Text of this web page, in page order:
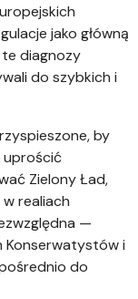
jako główną
diagnozy
do szybkich i
by
uprościć
Zielony Ład,
realiach
—
Konserwatystów i
do